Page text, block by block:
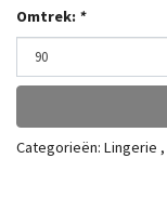
Omtrek: *
Categorieën: Lingerie ,